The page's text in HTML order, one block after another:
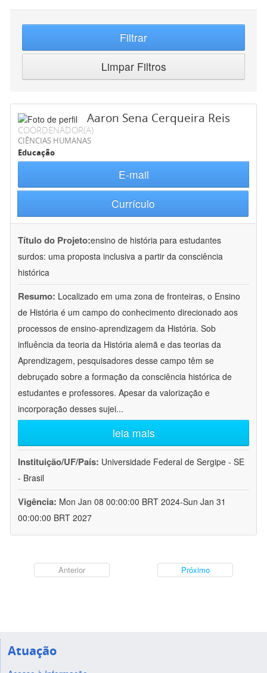
Filtrar
Limpar Filtros
Aaron Sena Cerqueira Reis
COORDENADOR(A)
CIÊNCIAS HUMANAS
Educação
E-mail
Currículo
Título do Projeto:ensino de história para estudantes
surdos: uma proposta inclusiva a partir da consciência
histórica
Resumo: Localizado em uma zona de fronteiras, o Ensino
de História é um campo do conhecimento direcionado aos
processos de ensino-aprendizagem da História. Sob
influência da teoria da História alemã e das teorias da
Aprendizagem, pesquisadores desse campo têm se
debruçado sobre a formação da consciência histórica de
estudantes e professores. Apesar da valorização e
incorporação desses sujei...
leia mais
Instituição/UF/País: Universidade Federal de Sergipe - SE
- Brasil
Vigência: Mon Jan 08 00:00:00 BRT 2024-Sun Jan 31
00:00:00 BRT 2027
Anterior Próximo
Atuação